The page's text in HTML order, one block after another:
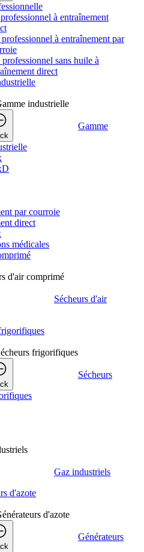
à entraînement
à entraînement par
sans huile à
direct
industrielle
Gamme
par courroie
direct
médicales
d'air comprimé
Sécheurs d'air
frigorifiques
Sécheurs
Gaz industriels
d'azote
d'azote
Générateurs